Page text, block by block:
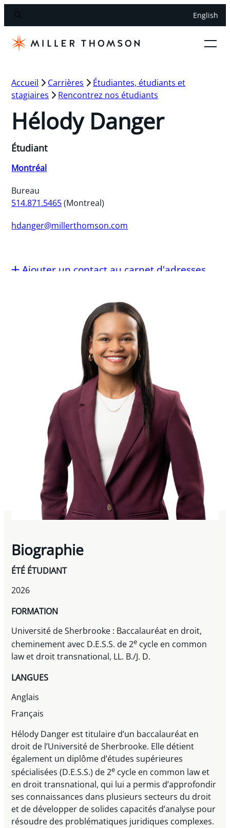
English
Accueil Carrières
Étudiantes, étudiants et
stagiaires
Rencontrez nos étudiants
Hélody Danger
Étudiant
Montréal
Bureau
514.871.5465(Montreal)
hdanger@millerthomson.com
Ajouter un contact au carnet d'adresses
Biographie
ÉTÉ ÉTUDIANT
2026
FORMATION
Université de Sherbrooke : Baccalauréat en droit,
cheminement avec D.E.S.S. de 2e cycle en common
law et droit transnational, LL. B./J. D.
LANGUES
Anglais
Français
Hélody Danger est titulaire d’un baccalauréat en
droit de l’Université de Sherbrooke. Elle détient
également un diplôme d’études supérieures
spécialisées (D.E.S.S.) de 2e cycle en common law et
en droit transnational, qui lui a permis d’approfondir
ses connaissances dans plusieurs secteurs du droit
et de développer de solides capacités d’analyse pour
résoudre des problématiques juridiques complexes.